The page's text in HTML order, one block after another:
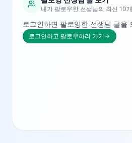
내가 팔로우한 선생님의 최신 10
로그인하면 팔로잉한 선생님 글을
로그인하고 팔로우하러 가기